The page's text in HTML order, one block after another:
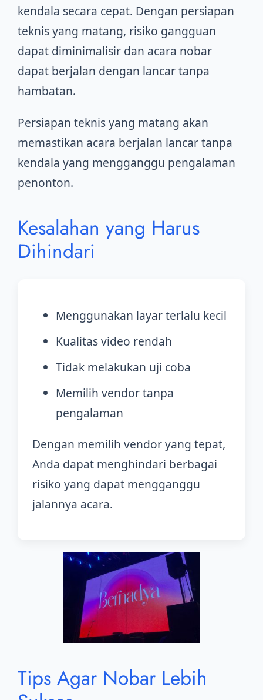
kendala secara cepat. Dengan persiapan
teknis yang matang, risiko gangguan
dapat diminimalisir dan acara nobar
dapat berjalan dengan lancar tanpa
hambatan.
Persiapan teknis yang matang akan
memastikan acara berjalan lancar tanpa
kendala yang mengganggu pengalaman
penonton.
Kesalahan yang Harus
Dihindari
Menggunakan layar terlalu kecil
Kualitas video rendah
Tidak melakukan uji coba
Memilih vendor tanpa
pengalaman
Dengan memilih vendor yang tepat,
Anda dapat menghindari berbagai
risiko yang dapat mengganggu
jalannya acara.
Tips Agar Nobar Lebih